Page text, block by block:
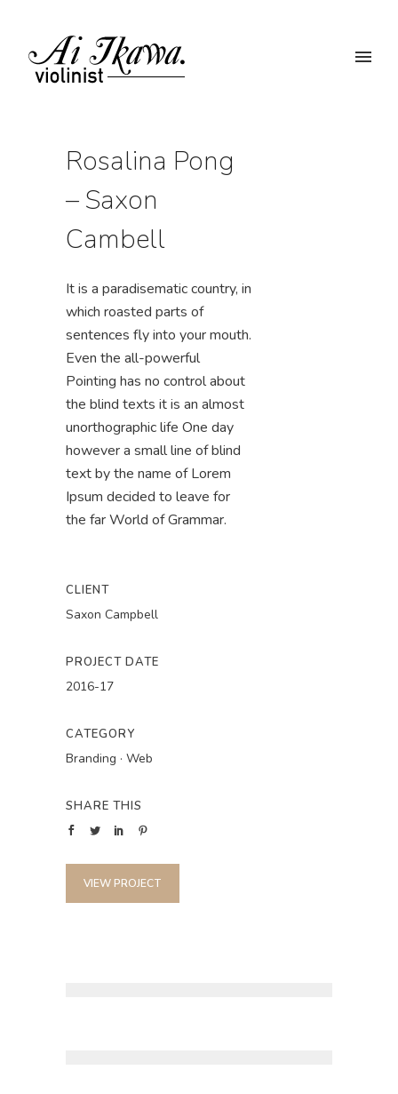
Rosalina Pong
– Saxon
Cambell
It is a paradisematic country, in
which roasted parts of
sentences fly into your mouth.
Even the all-powerful
Pointing has no control about
the blind texts it is an almost
unorthographic life One day
however a small line of blind
text by the name of Lorem
Ipsum decided to leave for
the far World of Grammar.
CLIENT
Saxon Campbell
PROJECT DATE
2016-17
CATEGORY
Branding · Web
SHARE THIS
VIEW PROJECT